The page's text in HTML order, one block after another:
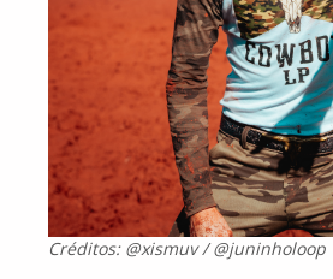
Créditos: @xismuv / @juninholoop